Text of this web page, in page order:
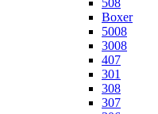
Boxer
5008
3008
407
301
308
307